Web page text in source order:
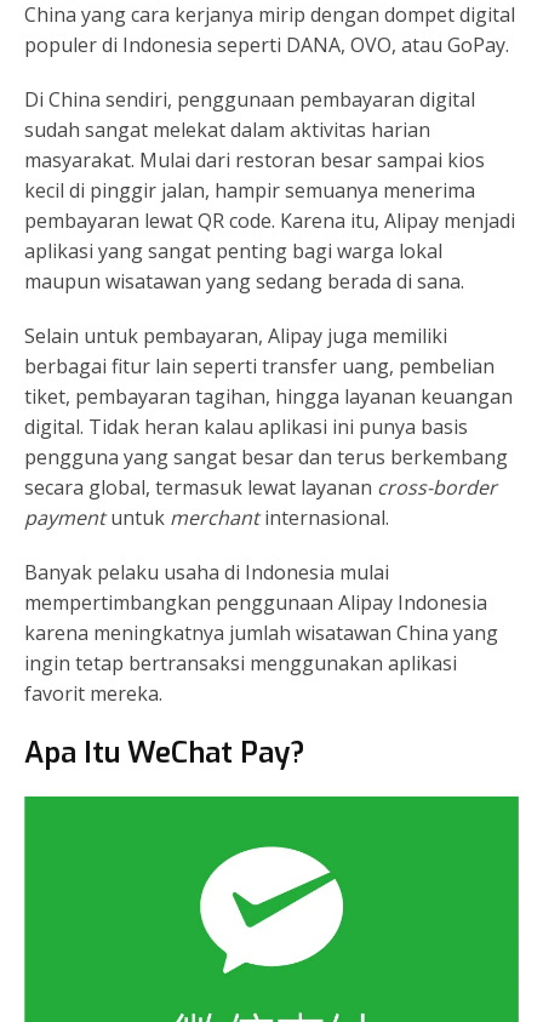
China yang cara kerjanya mirip dengan dompet digital
populer di Indonesia seperti DANA, OVO, atau GoPay.
Di China sendiri, penggunaan pembayaran digital
sudah sangat melekat dalam aktivitas harian
masyarakat. Mulai dari restoran besar sampai kios
kecil di pinggir jalan, hampir semuanya menerima
pembayaran lewat QR code. Karena itu, Alipay menjadi
aplikasi yang sangat penting bagi warga lokal
maupun wisatawan yang sedang berada di sana.
Selain untuk pembayaran, Alipay juga memiliki
berbagai fitur lain seperti transfer uang, pembelian
tiket, pembayaran tagihan, hingga layanan keuangan
digital. Tidak heran kalau aplikasi ini punya basis
pengguna yang sangat besar dan terus berkembang
secara global, termasuk lewat layanan cross-border
paymentuntuk merchantinternasional.
Banyak pelaku usaha di Indonesia mulai
mempertimbangkan penggunaan Alipay Indonesia
karena meningkatnya jumlah wisatawan China yang
ingin tetap bertransaksi menggunakan aplikasi
favorit mereka.
Apa Itu WeChat Pay?